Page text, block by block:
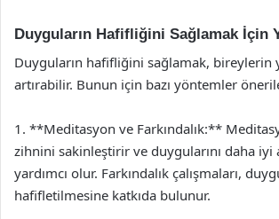
Duyguların Hafifliğini Sağlamak İçin
Duyguların hafifliğini sağlamak, bireylerin
artırabilir. Bunun için bazı yöntemler
1. **Meditasyon ve Farkındalık:**
zihnini sakinleştirir ve duygularını daha iyi
yardımcı olur. Farkındalık çalışmaları,
hafifletilmesine katkıda bulunur.